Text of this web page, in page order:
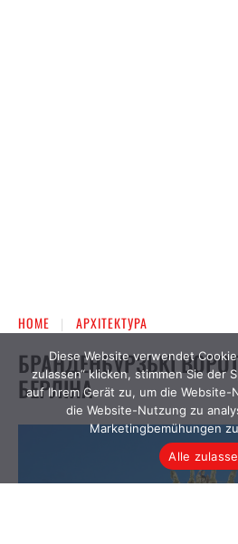
Diese Website verwendet
zulassen“ klicken, stimmen Sie der
auf Ihrem Gerät zu, um die Website-
die Website-Nutzung zu
Marketingbemühungen
Alle